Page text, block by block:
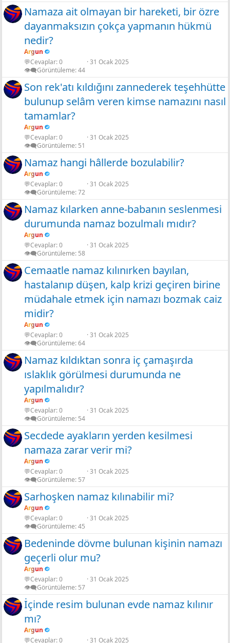
Namaza ait olmayan bir hareketi, bir özre
dayanmaksızın çokça yapmanın hükmü
nedir?
Argun
💬Cevaplar 0
👁️‍🗨️Görüntüleme 44
31 Ocak 2025
Son rek'atı kıldığını zannederek teşehhütte
bulunup selâm veren kimse namazını nasıl
tamamlar?
Argun
💬Cevaplar 0
👁️‍🗨️Görüntüleme 51
31 Ocak 2025
Namaz hangi hâllerde bozulabilir?
Argun
💬Cevaplar 0
👁️‍🗨️Görüntüleme 72
31 Ocak 2025
Namaz kılarken anne-babanın seslenmesi
durumunda namaz bozulmalı mıdır?
Argun
💬Cevaplar 0
👁️‍🗨️Görüntüleme 58
31 Ocak 2025
Cemaatle namaz kılınırken bayılan,
hastalanıp düşen, kalp krizi geçiren birine
müdahale etmek için namazı bozmak caiz
midir?
Argun
💬Cevaplar 0
👁️‍🗨️Görüntüleme 64
31 Ocak 2025
Namaz kıldıktan sonra iç çamaşırda
ıslaklık görülmesi durumunda ne
yapılmalıdır?
Argun
💬Cevaplar 0
👁️‍🗨️Görüntüleme 54
31 Ocak 2025
Secdede ayakların yerden kesilmesi
namaza zarar verir mi?
Argun
💬Cevaplar 0
👁️‍🗨️Görüntüleme 57
31 Ocak 2025
Sarhoşken namaz kılınabilir mi?
Argun
💬Cevaplar 0
👁️‍🗨️Görüntüleme 45
31 Ocak 2025
Bedeninde dövme bulunan kişinin namazı
geçerli olur mu?
Argun
💬Cevaplar 0
👁️‍🗨️Görüntüleme 57
31 Ocak 2025
İçinde resim bulunan evde namaz kılınır
mı?
Argun
💬Cevaplar 0 31 Ocak 2025